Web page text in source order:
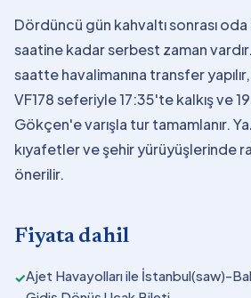
Dördüncü gün kahvaltı sonrası oda
saatine kadar serbest zaman
saatte havalimanına transfer
VF178 seferiyle 17:35'te kalkış ve
Gökçen'e varışla tur tamamlanır.
kıyafetler ve şehir yürüyüşlerinde
önerilir.
Fiyata dahil
✓Ajet Havayolları ile İstanbul(saw)-